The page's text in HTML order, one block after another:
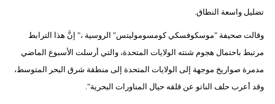
تضليل واسعة النطاق.
وقالت صحيفة "موسكوفسكي كومسوموليتس" الروسية ،" إنَّ هذا الترابط
مرتبط باحتمال هجوم شنته الولايات المتحدة، والتي أرسلت الأسبوع الماضي
مدمرة صواريخ موجهة إلى الولايات المتحدة إلى منطقة شرق البحر المتوسط،
وقد أعرب حلف الناتو عن قلقه حيال المناورات البحرية".